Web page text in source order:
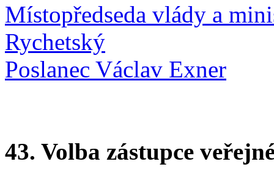
Místopředseda vlády a
Rychetský
Poslanec Václav Exner
43. Volba zástupce